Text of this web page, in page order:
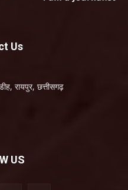
Us
रायपुर, छत्तीसगढ़
US